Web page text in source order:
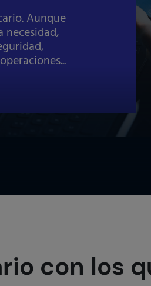
Aunque
necesidad,
con los